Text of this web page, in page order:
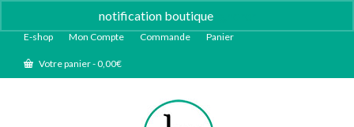
notification boutique
E-shop Mon Compte Commande Panier
Votre panier-0,00€